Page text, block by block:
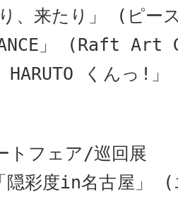
、来たり」 ( ピー
」
(Raft Art
HARUTO くんっ !
トフェア/巡回展
彩度in名古屋」 (